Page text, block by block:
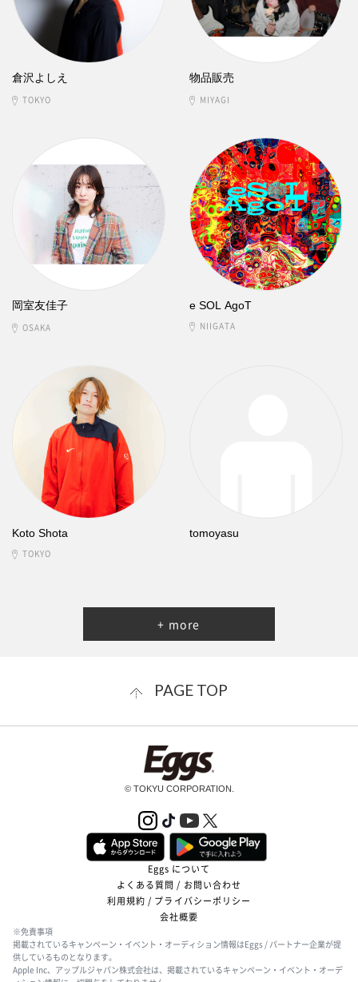
倉沢よしえ
TOKYO
物品販売
MIYAGI
岡室友佳子
OSAKA
e SOL AgoT
NIIGATA
Koto Shota
TOKYO
tomoyasu
+ more
PAGE TOP
© TOKYU CORPORATION.
Eggs について
よくある質問 / お問い合わせ
利用規約 / プライバシーポリシー
会社概要
※免責事項
掲載されているキャンペーン・イベント・オーディション情報はEggs / パートナー企業が提
供しているものとなります。
Apple Inc、アップルジャパン株式会社は、掲載されているキャンペーン・イベント・オーデ